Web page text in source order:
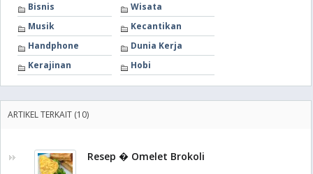
Bisnis
Wisata
Musik
Kecantikan
Handphone
Dunia Kerja
Kerajinan
Hobi
ARTIKEL TERKAIT (10)
Resep � Omelet Brokoli